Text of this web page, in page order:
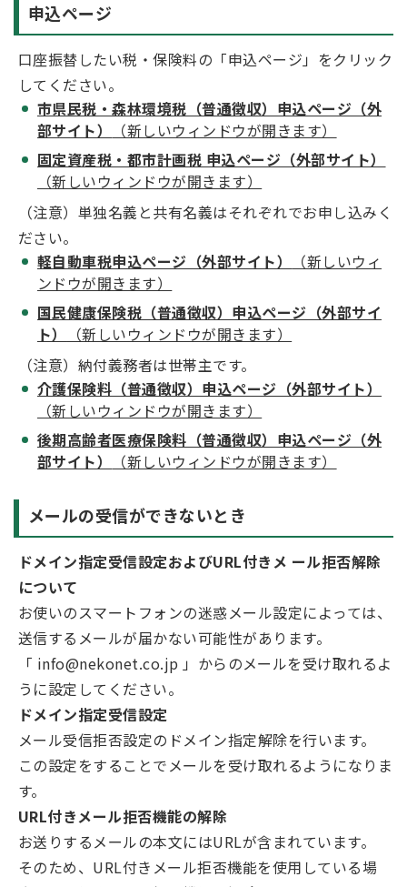
申込ページ
口座振替したい税・保険料の「申込ページ」をクリック
してください。
市県民税・森林環境税（普通徴収）申込ページ（外
部サイト）
（新しいウィンドウが開きます）
固定資産税・都市計画税 申込ページ（外部サイト）
（新しいウィンドウが開きます）
（注意）単独名義と共有名義はそれぞれでお申し込みく
ださい。
軽自動車税申込ページ（外部サイト）
（新しいウィ
ンドウが開きます）
国民健康保険税（普通徴収）申込ページ（外部サイ
ト）
（新しいウィンドウが開きます）
（注意）納付義務者は世帯主です。
介護保険料（普通徴収）申込ページ（外部サイト）
（新しいウィンドウが開きます）
後期高齢者医療保険料（普通徴収）申込ページ（外
部サイト）
（新しいウィンドウが開きます）
メールの受信ができないとき
ドメイン指定受信設定およびURL付きメ ール拒否解除
について
お使いのスマートフォンの迷惑メール設定によっては、
送信するメールが届かない可能性があります。
「 info@nekonet.co.jp 」からのメールを受け取れるよ
うに設定してください。
ドメイン指定受信設定
メール受信拒否設定のドメイン指定解除を行います。
この設定をすることでメールを受け取れるようになりま
す。
URL付きメール拒否機能の解除
お送りするメールの本文にはURLが含まれています。
そのため、URL付きメール拒否機能を使用している場